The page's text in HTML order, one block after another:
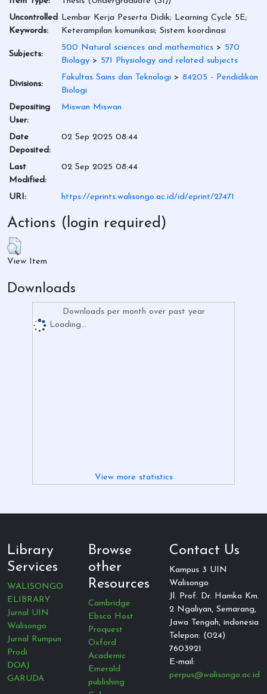
Uncontrolled
Keywords:
Lembar Kerja Peserta Didik; Learning Cycle 5E;
Keterampilan komunikasi; Sistem koordinasi
Subjects:
500 Natural sciences and mathematics > 570
Biology > 571 Physiology and related subjects
Divisions:
Fakultas Sains dan Teknologi > 84205 - Pendidikan
Biologi
Depositing
User:
Miswan Miswan
Date
Deposited:
02 Sep 2025 08:44
Last
Modified:
02 Sep 2025 08:44
URI: https://eprints.walisongo.ac.id/id/eprint/27471
Actions (login required)
View Item
Downloads
Downloads per month over past year
Loading...
View more statistics
Library
Services
WALISONGO
ELIBRARY
Jurnal UIN
Walisongo
Jurnal Rumpun
Prodi
DOAJ
GARUDA
Browse
other
Resources
Cambridge
Ebsco Host
Proquest
Oxford
Academic
Emerald
publishing
Contact Us
Kampus 3 UIN
Walisongo
Jl. Prof. Dr. Hamka Km.
2 Ngaliyan, Semarang,
Jawa Tengah, indonesia
Telepon: (024)
7603921
E-mail:
perpus@walisongo.ac.id